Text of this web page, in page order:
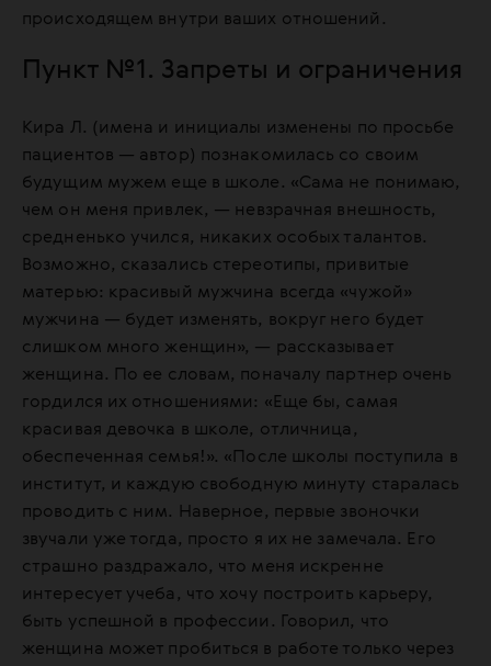
происходящем внутри ваших отношений.
Пункт №1. Запреты и ограничения
Кира Л. (имена и инициалы изменены по просьбе
пациентов — автор) познакомилась со своим
будущим мужем еще в школе. «Сама не понимаю,
чем он меня привлек, — невзрачная внешность,
средненько учился, никаких особых талантов.
Возможно, сказались стереотипы, привитые
матерью: красивый мужчина всегда «чужой»
мужчина — будет изменять, вокруг него будет
слишком много женщин», — рассказывает
женщина. По ее словам, поначалу партнер очень
гордился их отношениями: «Еще бы, самая
красивая девочка в школе, отличница,
обеспеченная семья!». «После школы поступила в
институт, и каждую свободную минуту старалась
проводить с ним. Наверное, первые звоночки
звучали уже тогда, просто я их не замечала. Его
страшно раздражало, что меня искренне
интересует учеба, что хочу построить карьеру,
быть успешной в профессии. Говорил, что
женщина может пробиться в работе только через